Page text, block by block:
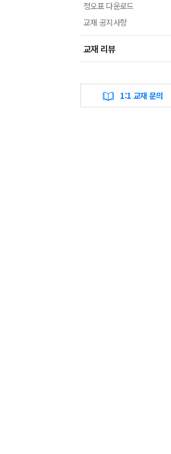
정오표 다운로드
교재 공지사항
교재 리뷰
1:1 교재 문의